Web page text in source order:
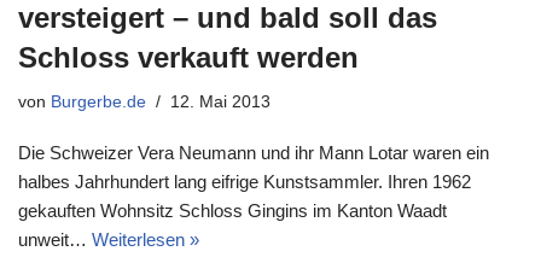
versteigert – und bald soll das
Schloss verkauft werden
von Burgerbe.de 12. Mai 2013
Die Schweizer Vera Neumann und ihr Mann Lotar waren ein
halbes Jahrhundert lang eifrige Kunstsammler. Ihren 1962
gekauften Wohnsitz Schloss Gingins im Kanton Waadt
unweit… Weiterlesen »